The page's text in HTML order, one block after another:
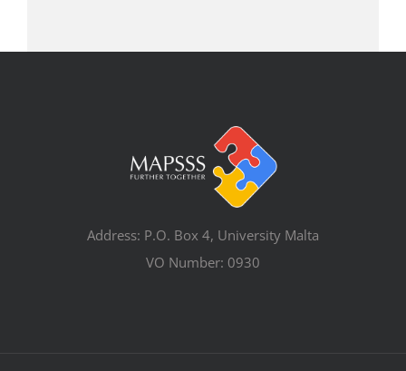
Address: P.O. Box 4, University Malta
VO Number: 0930